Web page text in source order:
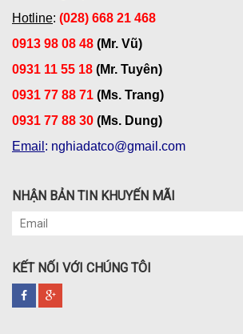
Hotline: (028) 668 21 468
0913 98 08 48 (Mr. Vũ)
0931 11 55 18 (Mr. Tuyên)
0931 77 88 71 (Ms. Trang)
0931 77 88 30 (Ms. Dung)
Email : nghiadatco@gmail.com
NHẬN BẢN TIN KHUYẾN MÃI
KẾT NỐI VỚI CHÚNG TÔI